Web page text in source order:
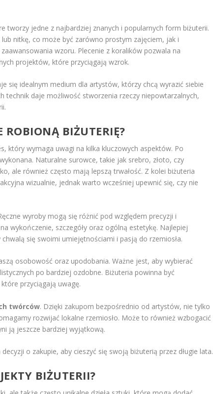
tworzy jedne z najbardziej znanych i popularnych form biżuterii.
nitkę, co może być zarówno prostym zajęciem, jak i
wzoru. Plecenie z koralików pozwala na
projektów, które przyciągają wzrok.
się idealnym medium dla artystów, którzy chcą wyrazić siebie
technik daje możliwość stworzenia rzeczy niepowtarzalnych,
ROBIONĄ BIŻUTERIĘ?
który wymaga uwagi na kilka kluczowych aspektów. Po
Naturalne surowce, takie jak srebro, złoto, czy
ale również często mają lepszą trwałość. Z kolei biżuteria
wizualnie, jednak warto wcześniej upewnić się, czy nie
wyroby mogą się różnić pod względem precyzji i
wykończenie, szczegóły oraz ogólną estetykę. Najlepiej
się swoimi umiejętnościami i pasją do rzemiosła.
osobowość oraz upodobania. Ważne jest, aby wybierać
po bardziej ozdobne. Biżuteria powinna być
przyciągają uwagę.
twórców. Dzięki zakupom bezpośrednio od artystów, nie tylko
rozwijać lokalne rzemiosło. Może to również wzbogacić
ją jeszcze bardziej wyjątkową.
o zakupie, aby cieszyć się swoją biżuterią przez długie lata.
BIŻUTERII?